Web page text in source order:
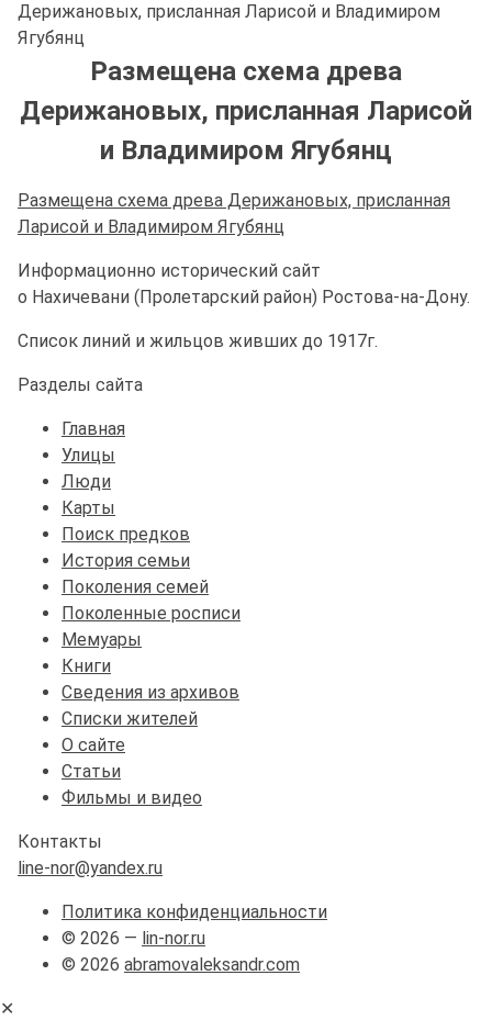
Дерижановых, присланная Ларисой и Владимиром
Ягубянц
Размещена схема древа
Дерижановых, присланная Ларисой
и Владимиром Ягубянц
Размещена схема древа Дерижановых, присланная
Ларисой и Владимиром Ягубянц
Информационно исторический сайт
о Нахичевани (Пролетарский район) Ростова-на-Дону.
Список линий и жильцов живших до 1917г.
Разделы сайта
Главная
Улицы
Люди
Карты
Поиск предков
История семьи
Поколения семей
Поколенные росписи
Мемуары
Книги
Сведения из архивов
Списки жителей
О сайте
Статьи
Фильмы и видео
Контакты
line-nor@yandex.ru
Политика конфиденциальности
© 2026 — lin-nor.ru
© 2026 abramovaleksandr.com
✕